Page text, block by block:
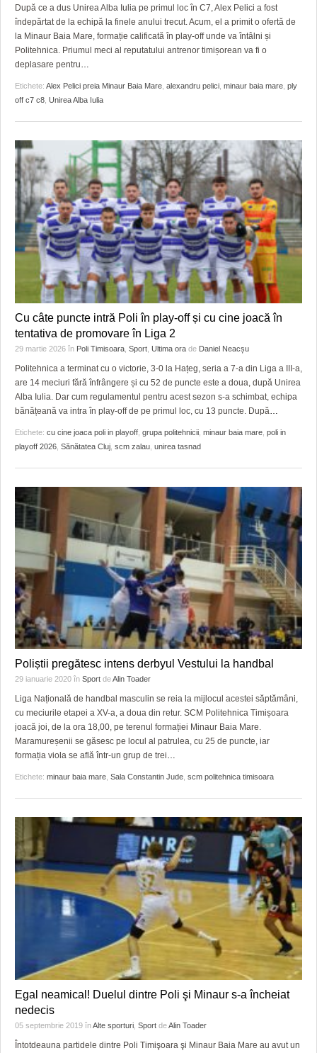
GRĂDINA TAICII DOMNULUI
ZIARISTU’ DE TERASĂ
CU OIŞTEA-N KIERKEGAARD
FINANŢĂRI DE LA A LA Z
PE SURSE
CRONICĂ DE FILM
UNDE MERGEM
FILME DOCUMENTARE
CLIPURI VIDEO
JOCURI ONLINE
ACCIDENTE
ANUNŢURI
INFO SI UTILE
CULTURA
INVATAMANT
FILME DOCUMENTARE
CLIPURI VIDEO
JOCURI ONLINE
DIVERSE
FARMACII DIN TIMIŞOARA
HARTA TIMIŞOAREI
LICEE, ŞCOLI ŞI GRĂDINIŢE DIN TIMIŞ
PRIMĂRIILE DIN TIMIŞ
SFATUL MEDICULUI
SFATURI JURIDICE
După ce a dus Unirea Alba Iulia pe primul loc în C7, Alex Pelici a fost
îndepărtat de la echipă la finele anului trecut. Acum, el a primit o ofertă de
la Minaur Baia Mare, formație calificată în play-off unde va întâlni și
Politehnica. Priumul meci al reputatului antrenor timișorean va fi o
deplasare pentru…
Etichete: Alex Pelici preia Minaur Baia Mare alexandru pelici minaur baia mare ply
off c7 c8 Unirea Alba Iulia
Cu câte puncte intră Poli în play-off și cu cine joacă în
tentativa de promovare în Liga 2
29 martie 2026 în Poli Timisoara Sport Ultima ora de Daniel Neacșu
Politehnica a terminat cu o victorie, 3-0 la Hațeg, seria a 7-a din Liga a III-a,
are 14 meciuri fără înfrângere și cu 52 de puncte este a doua, după Unirea
Alba Iulia. Dar cum regulamentul pentru acest sezon s-a schimbat, echipa
bănățeană va intra în play-off de pe primul loc, cu 13 puncte. După…
Etichete: cu cine joaca poli in playoff grupa politehnicii minaur baia mare poli in
playoff 2026 Sănătatea Cluj scm zalau unirea tasnad
Poliștii pregătesc intens derbyul Vestului la handbal
29 ianuarie 2020 în Sport deAlin Toader
Liga Națională de handbal masculin se reia la mijlocul acestei săptămâni,
cu meciurile etapei a XV-a, a doua din retur. SCM Politehnica Timișoara
joacă joi, de la ora 18,00, pe terenul formației Minaur Baia Mare.
Maramureșenii se găsesc pe locul al patrulea, cu 25 de puncte, iar
formația viola se află într-un grup de trei…
Etichete: minaur baia mare Sala Constantin Jude scm politehnica timisoara
Egal neamical! Duelul dintre Poli şi Minaur s-a încheiat
nedecis
05 septembrie 2019 înAlte sporturi Sport deAlin Toader
Întotdeauna partidele dintre Poli Timişoara şi Minaur Baia Mare au avut un